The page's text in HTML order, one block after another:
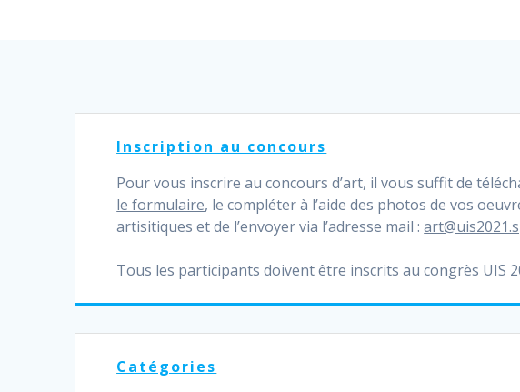
Inscription au concours
Pour vous inscrire au concours d’art, il vous suffit de
le formulaire, le compléter à l’aide des photos de vos
artisitiques et de l’envoyer via l’adresse mail :
Tous les participants doivent être inscrits au congrès UIS
Catégories